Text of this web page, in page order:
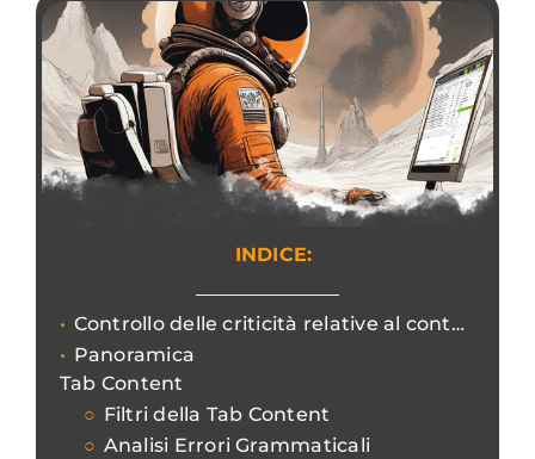
INDICE:
Controllo delle criticità relative al contenuti duplicati, pagine simili e degli elementi a basso valore.
Panoramica
Tab Content
Filtri della Tab Content
Analisi Errori Grammaticali